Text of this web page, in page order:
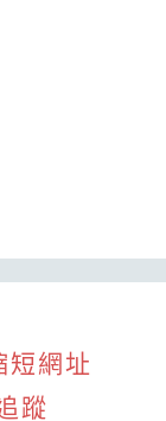
短網址
蹤